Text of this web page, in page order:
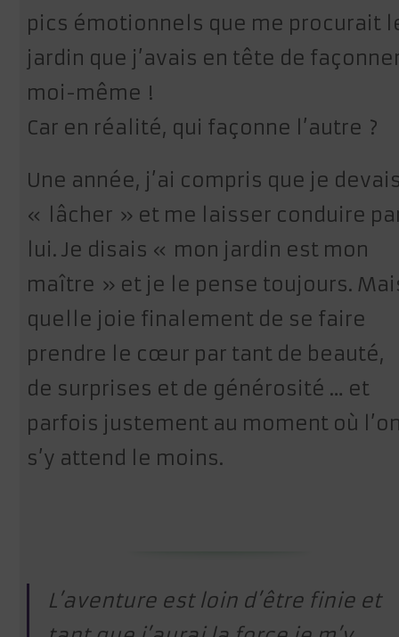
pics émotionnels que me procurait
jardin que j’avais en tête de
moi-même !
Car en réalité, qui façonne l’autre ?
Une année, j’ai compris que je
« lâcher » et me laisser conduire
lui. Je disais « mon jardin est mon
maître » et je le pense toujours.
quelle joie finalement de se faire
prendre le cœur par tant de beauté,
de surprises et de générosité … et
parfois justement au moment où
s’y attend le moins.
L’aventure est loin d’être finie et